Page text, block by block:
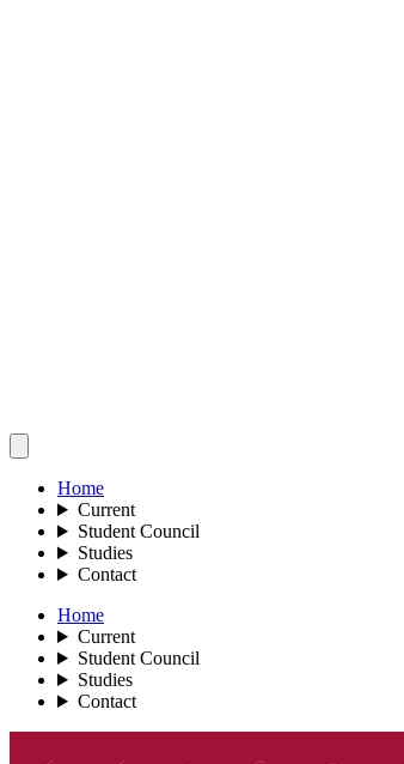
Home
Current
Student Council
Studies
Contact
Home
Current
Student Council
Studies
Contact